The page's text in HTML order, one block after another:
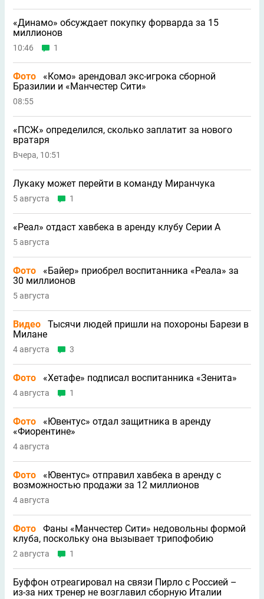
«Динамо» обсуждает покупку форварда за 15
миллионов
10:46 1
Фото
«Комо» арендовал экс-игрока сборной
Бразилии и «Манчестер Сити»
08:55
«ПСЖ» определился, сколько заплатит за нового
вратаря
Вчера, 10:51
Лукаку может перейти в команду Миранчука
5 августа 1
«Реал» отдаст хавбека в аренду клубу Серии A
5 августа
Фото
«Байер» приобрел воспитанника «Реала» за
30 миллионов
5 августа
Видео
Тысячи людей пришли на похороны Барези в
Милане
4 августа 3
Фото «Хетафе» подписал воспитанника «Зенита»
4 августа 1
Фото
«Ювентус» отдал защитника в аренду
«Фиорентине»
4 августа
Фото
«Ювентус» отправил хавбека в аренду с
возможностью продажи за 12 миллионов
4 августа
Фото
Фаны «Манчестер Сити» недовольны формой
клуба, поскольку она вызывает трипофобию
2 августа 1
Буффон отреагировал на связи Пирло с Россией –
из-за них тренер не возглавил сборную Италии